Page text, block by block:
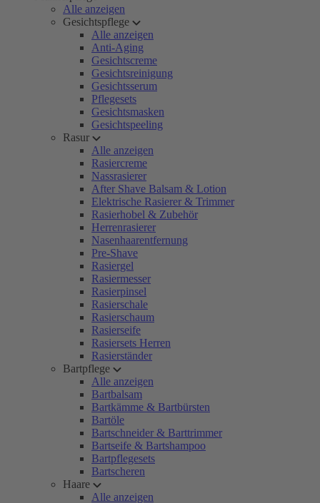
Alle anzeigen
Gesichtspflege
Alle anzeigen
Anti-Aging
Gesichtscreme
Gesichtsreinigung
Gesichtsserum
Pflegesets
Gesichtsmasken
Gesichtspeeling
Rasur
Alle anzeigen
Rasiercreme
Nassrasierer
After Shave Balsam & Lotion
Elektrische Rasierer & Trimmer
Rasierhobel & Zubehör
Herrenrasierer
Nasenhaarentfernung
Pre-Shave
Rasiergel
Rasiermesser
Rasierpinsel
Rasierschale
Rasierschaum
Rasierseife
Rasiersets Herren
Rasierständer
Bartpflege
Alle anzeigen
Bartbalsam
Bartkämme & Bartbürsten
Bartöle
Bartschneider & Barttrimmer
Bartseife & Bartshampoo
Bartpflegesets
Bartscheren
Haare
Alle anzeigen